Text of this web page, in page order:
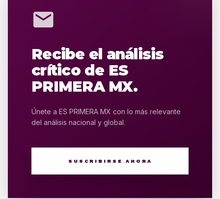
mail
Recibe el análisis
crítico de ES
PRIMERA MX.
Únete a ES PRIMERA MX con lo más relevante
del análisis nacional y global.
SUSCRIBIRSE AHORA